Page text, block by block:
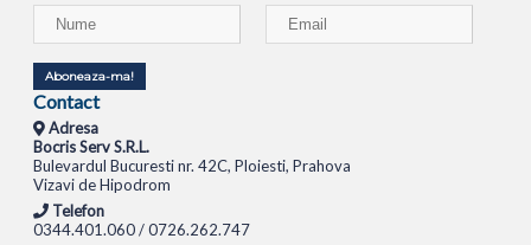
Aboneaza-ma!
Contact
Adresa
Bocris Serv S.R.L.
Bulevardul Bucuresti nr. 42C, Ploiesti, Prahova
Vizavi de Hipodrom
Telefon
0344.401.060 / 0726.262.747